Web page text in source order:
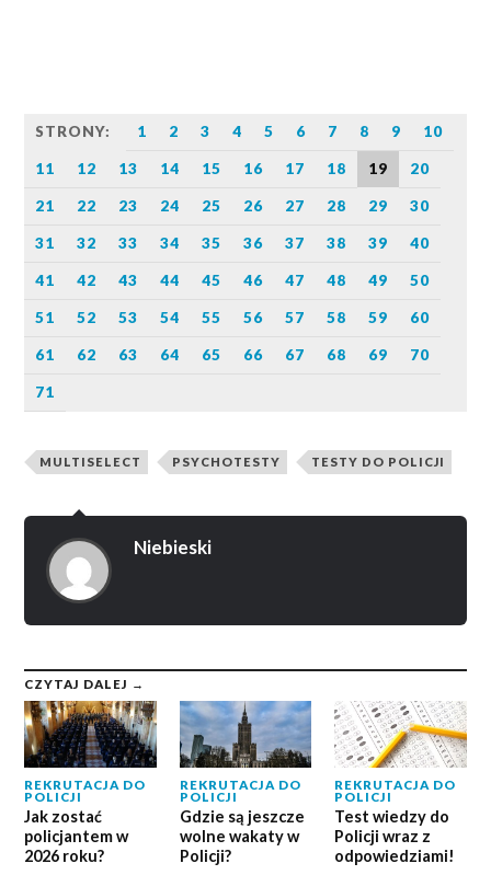
STRONY: 1 2 3 4 5 6 7 8 9 10
11 12 13 14 15 16 17 18 19 20
21 22 23 24 25 26 27 28 29 30
31 32 33 34 35 36 37 38 39 40
41 42 43 44 45 46 47 48 49 50
51 52 53 54 55 56 57 58 59 60
61 62 63 64 65 66 67 68 69 70
71
MULTISELECT PSYCHOTESTY TESTY DO POLICJI
Niebieski
CZYTAJ DALEJ →
REKRUTACJA DO
POLICJI
Jak zostać
policjantem w
2026 roku?
REKRUTACJA DO
POLICJI
Gdzie są jeszcze
wolne wakaty w
Policji?
REKRUTACJA DO
POLICJI
Test wiedzy do
Policji wraz z
odpowiedziami!